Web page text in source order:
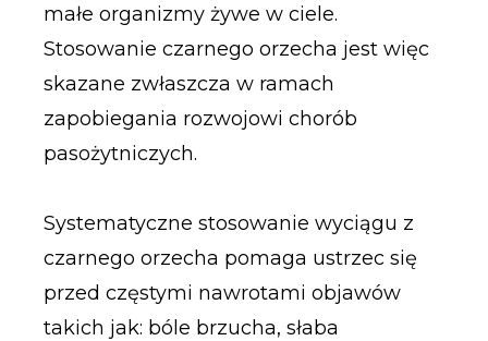
małe organizmy żywe w ciele.
Stosowanie czarnego orzecha jest więc
skazane zwłaszcza w ramach
zapobiegania rozwojowi chorób
pasożytniczych.
Systematyczne stosowanie wyciągu z
czarnego orzecha pomaga ustrzec się
przed częstymi nawrotami objawów
takich jak: bóle brzucha, słaba